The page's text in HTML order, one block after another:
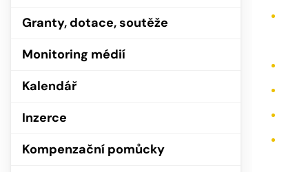
Granty, dotace, soutěže
Monitoring médií
Kalendář
Inzerce
Kompenzační pomůcky